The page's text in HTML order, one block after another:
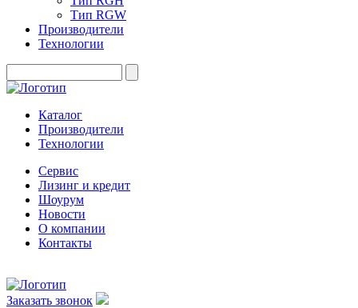
Тип RGW
Производители
Технологии
Каталог
Производители
Технологии
Сервис
Лизинг и кредит
Шоурум
Новости
О компании
Контакты
Заказать звонок